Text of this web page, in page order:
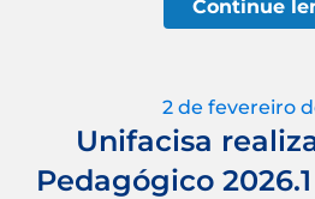
Continue
2 de fevereiro
Unifacisa
Pedagógico